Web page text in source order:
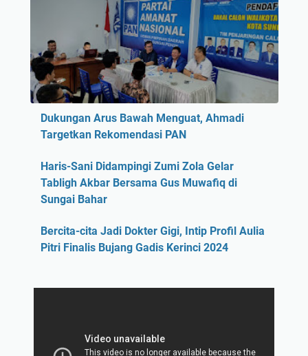
Dukungan Arus Bawah Menguat, Ahmadi
Targetkan Rekomendasi PAN
Haris-Sani Didampingi Zumi Zola Gelar
Tabligh Akbar Bersama Gus Muwafiq di
Sungai Bahar
Bercita-cita Jadi Dokter Gigi, Intip Profil Aulia
Pitri Finalis Bujang Gadis Kerinci 2024